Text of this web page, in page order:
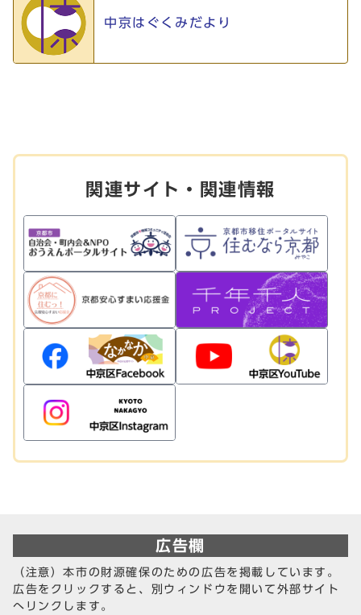
中京はぐくみだより
関連サイト・関連情報
広告欄
（注意）本市の財源確保のための広告を掲載しています。
広告をクリックすると、別ウィンドウを開いて外部サイト
へリンクします。